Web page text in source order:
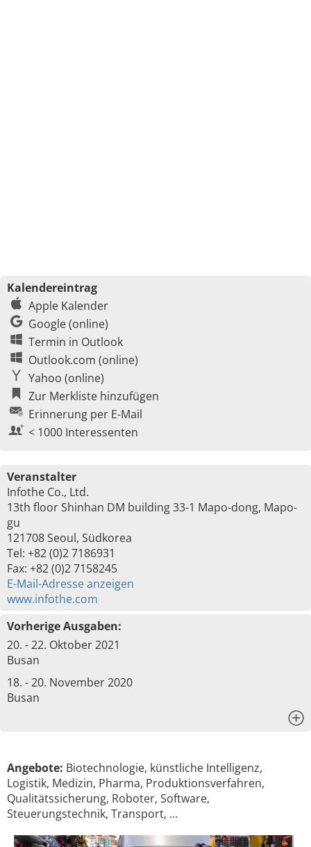
Kalendereintrag
Apple Kalender
Google (online)
Termin in Outlook
Outlook.com (online)
Yahoo (online)
Zur Merkliste hinzufügen
Erinnerung per E-Mail
< 1000 Interessenten
Veranstalter
Infothe Co., Ltd.
13th floor Shinhan DM building 33-1 Mapo-dong, Mapo-
gu
121708 Seoul, Südkorea
Tel: +82 (0)2 7186931
Fax: +82 (0)2 7158245
E-Mail-Adresse anzeigen
www.infothe.com
Vorherige Ausgaben:
20. - 22. Oktober 2021
Busan
18. - 20. November 2020
Busan
Angebote: Biotechnologie, künstliche Intelligenz,
Logistik, Medizin, Pharma, Produktionsverfahren,
Qualitätssicherung, Roboter, Software,
Steuerungstechnik, Transport, …